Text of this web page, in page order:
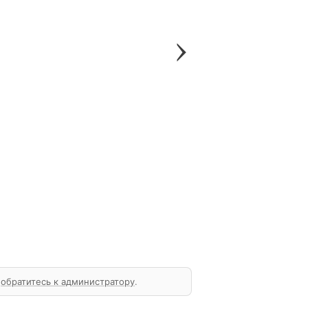
обратитесь к администратору.